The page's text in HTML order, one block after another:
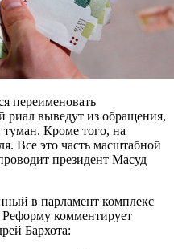
переименовать
выведут из обращения,
Кроме того, на
Все это часть масштабной
президент Масуд
в парламент комплекс
комментирует
Бархота: